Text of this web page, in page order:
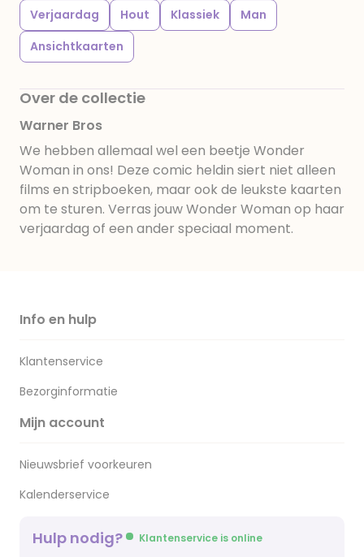
Verjaardag Hout Klassiek
Man
Ansichtkaarten
Over de collectie
Warner Bros
We hebben allemaal wel een beetje Wonder
Woman in ons! Deze comic heldin siert niet alleen
films en stripboeken, maar ook de leukste kaarten
om te sturen. Verras jouw Wonder Woman op haar
verjaardag of een ander speciaal moment.
Info en hulp
Klantenservice
Bezorginformatie
Mijn account
Nieuwsbrief voorkeuren
Kalenderservice
Hulp nodig? Klantenservice is online